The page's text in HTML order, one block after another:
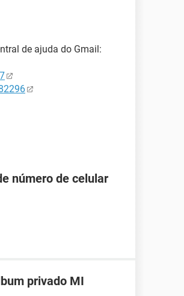
de ajuda do Gmail:
número de celular
privado MI